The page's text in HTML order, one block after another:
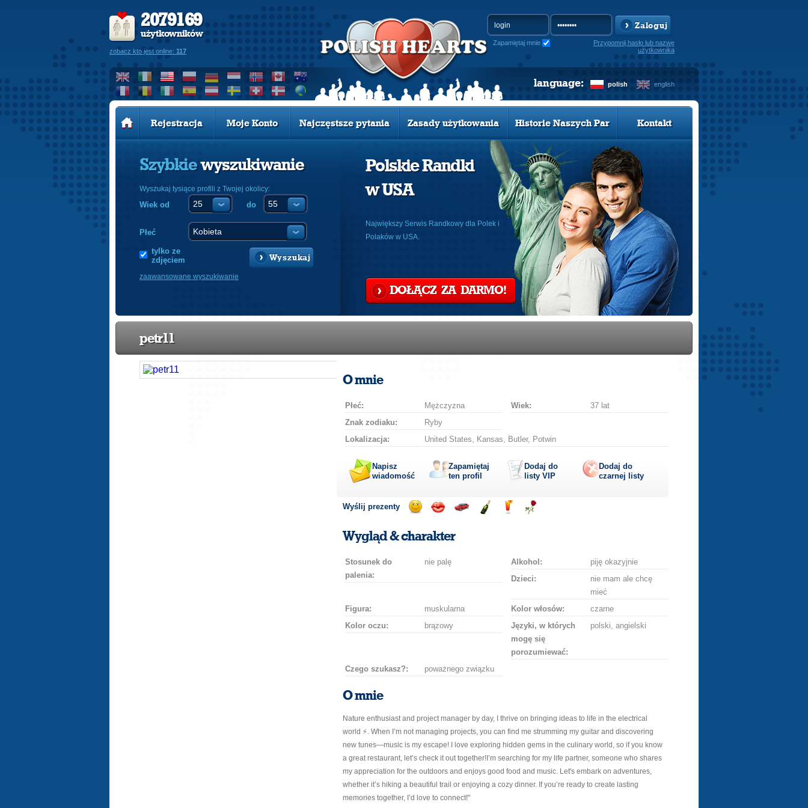
2079169
użytkowników
zobacz kto jest online: 117
Zaloguj
Zapamiętaj mnie
Przypomnij hasło lub nazwę
użytkownika
polish english
language:
Rejestracja Moje Konto Najczęstsze pytania Zasady użytkowania Historie Naszych Par Kontakt
Szybkiewyszukiwanie
Wyszukaj tysiące profili z Twojej okolicy:
Wiek od do
Płeć
tylko ze
zdjęciem
Wyszukaj
zaawansowane wyszukiwanie
Polskie Randki
w USA
Największy Serwis Randkowy dla Polek i
Polaków w USA.
DOŁĄCZ ZA DARMO!
petr11
O mnie
Płeć: Mężczyzna Wiek:
37 lat
Znak zodiaku:
Ryby
Lokalizacja:
United States, Kansas, Butler, Potwin
Napisz
wiadomość
Zapamiętaj
ten profil
Dodaj do
listy VIP
Dodaj do
czarnej listy
Wyślij prezenty
uśmiechbuziaka
Wygląd & charakter
Stosunek do
palenia:
nie palę Alkohol:
piję okazyjnie
Dzieci:
nie mam ale chcę
mieć
Figura:
muskularna Kolor włosów:
czarne
Kolor oczu:
brązowy
Języki, w których
mogę się
porozumiewać:
polski, angielski
Czego szukasz?: poważnego związku
O mnie
Nature enthusiast and project manager by day, I thrive on bringing ideas to life in the electrical
world ⚡️. When I’m not managing projects, you can find me strumming my guitar and discovering
new tunes—music is my escape! I love exploring hidden gems in the culinary world, so if you know
a great restaurant, let’s check it out together!I’m searching for my life partner, someone who shares
my appreciation for the outdoors and enjoys good food and music. Let's embark on adventures,
whether it’s hiking a beautiful trail or enjoying a cozy dinner. If you’re ready to create lasting
memories together, I’d love to connect!"